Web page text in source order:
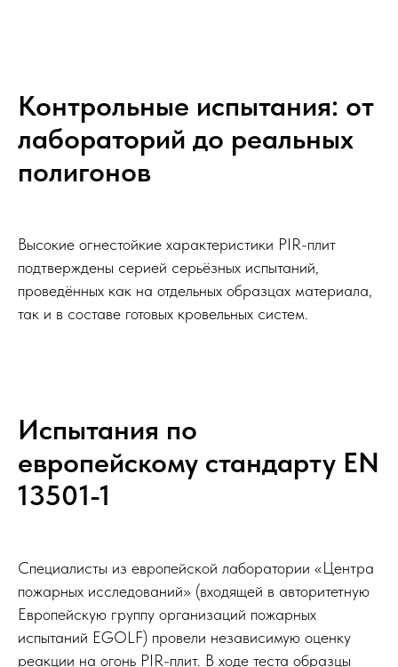
Контрольные испытания: от
лабораторий до реальных
полигонов
Высокие огнестойкие характеристики PIR-плит
подтверждены серией серьёзных испытаний,
проведённых как на отдельных образцах материала,
так и в составе готовых кровельных систем.
Испытания по
европейскому стандарту EN
13501-1
Специалисты из европейской лаборатории «Центра
пожарных исследований» (входящей в авторитетную
Европейскую группу организаций пожарных
испытаний EGOLF) провели независимую оценку
реакции на огонь PIR-плит. В ходе теста образцы